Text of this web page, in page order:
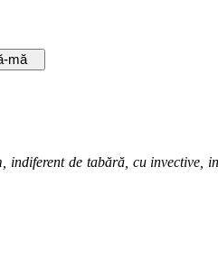
de tabără, cu invective,